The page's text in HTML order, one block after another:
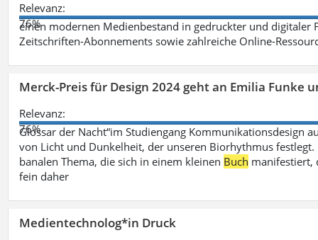
Relevanz:
76%
einen modernen Medienbestand in gedruckter und
Zeitschriften-Abonnements sowie zahlreiche Online-
Merck-Preis für Design 2024 geht an Emilia Funke
Relevanz:
76%
Glossar der Nacht“im Studiengang Kommunikationsdesign
von Licht und Dunkelheit, der unseren Biorhythmus
banalen Thema, die sich in einem kleinen Buch manifestiert,
fein daher
Medientechnolog*in Druck